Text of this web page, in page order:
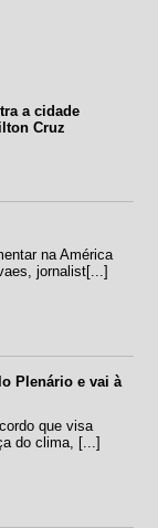
a cidade
Cruz
na América
jornalist[...]
Plenário e vai à
que visa
do clima, [...]